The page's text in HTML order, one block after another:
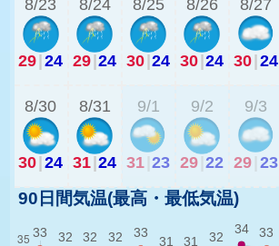
8/23
29 24
8/24
29 24
8/25
30 24
8/26
30 24
8/27
30 24
8/30
30 24
8/31
31 24
9/1
31 23
9/2
29 22
9/3
29 23
90日間気温(最高・最低気温)